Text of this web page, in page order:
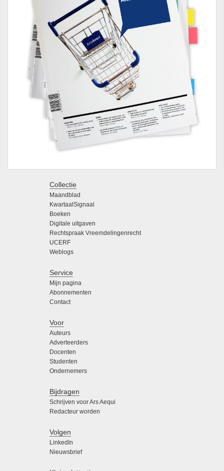
Collectie
Maandblad
KwartaalSignaal
Boeken
Digitale uitgaven
Rechtspraak Vreemdelingenrecht
UCERF
Weblogs
Service
Mijn pagina
Abonnementen
Contact
Voor
Auteurs
Adverteerders
Docenten
Studenten
Ondernemers
Bijdragen
Schrijven voor Ars Aequi
Redacteur worden
Volgen
LinkedIn
Nieuwsbrief